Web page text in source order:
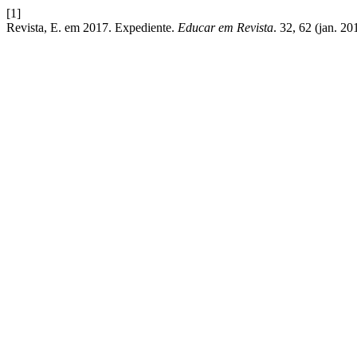
[1]
Revista, E. em 2017. Expediente. Educar em Revista. 32, 62 (jan.